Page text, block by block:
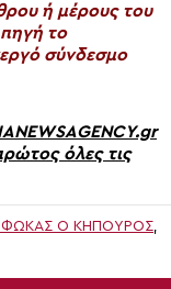
ή μέρους του
το
σύνδεσμο
όλες τις
ΦΩΚΆΣ Ο ΚΗΠΟΥΡΌΣ